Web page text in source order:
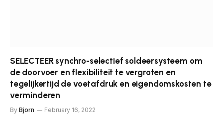
SELECTEER synchro-selectief soldeersysteem om
de doorvoer en flexibiliteit te vergroten en
tegelijkertijd de voetafdruk en eigendomskosten te
verminderen
By Bjorn February 16, 2022